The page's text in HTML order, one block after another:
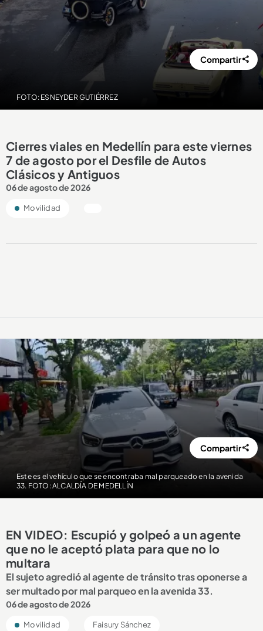
FOTO: ESNEYDER GUTIÉRREZ
Compartir
Cierres viales en Medellín para este viernes
7 de agosto por el Desfile de Autos
Clásicos y Antiguos
06 de agosto de 2026
Movilidad
Este es el vehículo que se encontraba mal parqueado en la avenida
33. FOTO: ALCALDÍA DE MEDELLÍN
Compartir
EN VIDEO: Escupió y golpeó a un agente
que no le aceptó plata para que no lo
multara
El sujeto agredió al agente de tránsito tras oponerse a
ser multado por mal parqueo en la avenida 33.
06 de agosto de 2026
Movilidad Faisury Sánchez